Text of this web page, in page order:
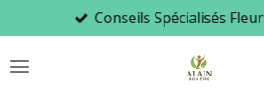
au
contenu
Conseils Spécialisés